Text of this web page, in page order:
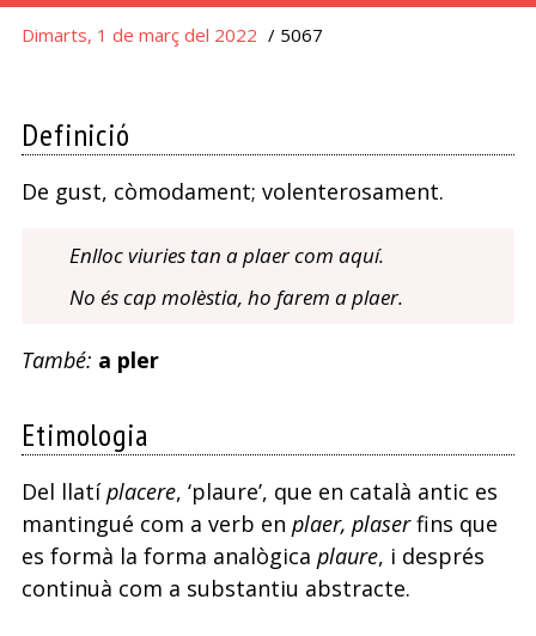
Dimarts, 1 de març del 2022 / 5067
Definició
De gust, còmodament; volenterosament.
Enlloc viuries tan a plaer com aquí.
No és cap molèstia, ho farem a plaer.
També: a pler
Etimologia
Del llatíplacere, ‘plaure’, que en català antic es
mantingué com a verb en plaer, plaserfins que
es formà la forma analògica plaure, i després
continuà com a substantiu abstracte.
la